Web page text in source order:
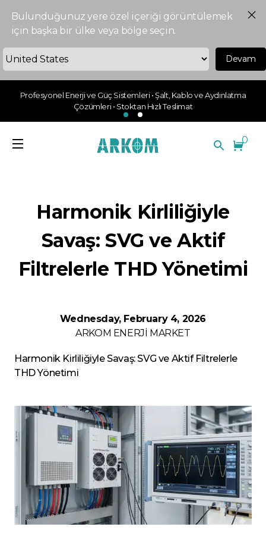
Bulunduğunuz yere özel içeriği görüntülemek
için başka bir ülke veya bölge seçin.
Devam
Profesyonel Enerji ve Güç Sistemleri • Şalt, Kablo ve Aydınlatma
Çözümleri • Stoktan Hızlı Teslimat
0
Harmonik Kirliliğiyle
Savaş: SVG ve Aktif
Filtrelerle THD Yönetimi
Wednesday, February 4, 2026
ARKOM ENERJİ MARKET
Harmonik Kirliliğiyle Savaş: SVG ve Aktif Filtrelerle
THD Yönetimi